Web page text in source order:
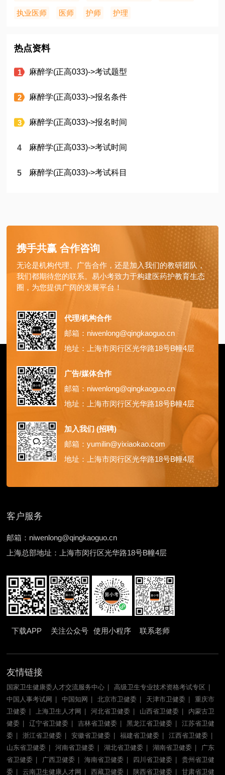
执业医师 医师 护师 护理
热点资料
麻醉学(正高033)->考试题型
麻醉学(正高033)->报名条件
麻醉学(正高033)->报名时间
麻醉学(正高033)->考试时间
麻醉学(正高033)->考试科目
携手共赢 合作咨询
无论是机构代理、广告合作，还是加入我们的教研团队，
我们都期待您的联系。易小考致力于构建医药护教育生态
圈，为您提供广阔的发展平台！
代理/机构合作
邮箱：niwenlong@qingkaoguo.cn
地址：上海市闵行区光华路18号B幢4层
广告/媒体合作
邮箱：niwenlong@qingkaoguo.cn
地址：上海市闵行区光华路18号B幢4层
加入我们 (招聘)
邮箱：yumilin@yixiaokao.com
地址：上海市闵行区光华路18号B幢4层
客户服务
邮箱：niwenlong@qingkaoguo.cn
上海总部地址：上海市闵行区光华路18号B幢4层
下载APP 关注公众号 使用小程序 联系老师
友情链接
国家卫生健康委人才交流服务中心
高级卫生专业技术资格考试专区
中国人事考试网
中国知网 北京市卫健委 天津市卫健委
重庆市
卫健委
上海卫生人才网 河北省卫健委 山西省卫健委
内蒙古卫
健委
辽宁省卫健委 吉林省卫健委 黑龙江省卫健委
江苏省卫健
委
浙江省卫健委 安徽省卫健委 福建省卫健委
江西省卫健委
山东省卫健委
河南省卫健委 湖北省卫健委 湖南省卫健委
广东
省卫健委
广西卫健委 海南省卫健委 四川省卫健委
贵州省卫健
委
云南卫生健康人才网 西藏卫健委 陕西省卫健委 甘肃省卫健